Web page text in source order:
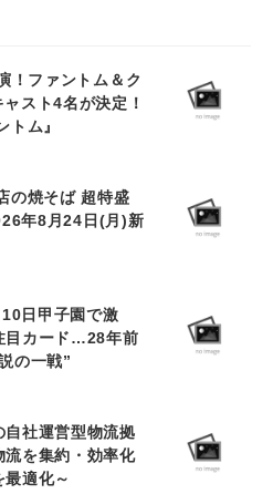
！ファントム＆ク
スト4名が決定！
トム』
の焼そば 超特盛
年8月24日(月)新
日甲子園で激
カード…28年前
の一戦”
社運営型物流拠
流を集約・効率化
最適化～